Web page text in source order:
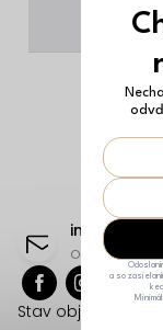
________
info @
Stav objednávok
a so